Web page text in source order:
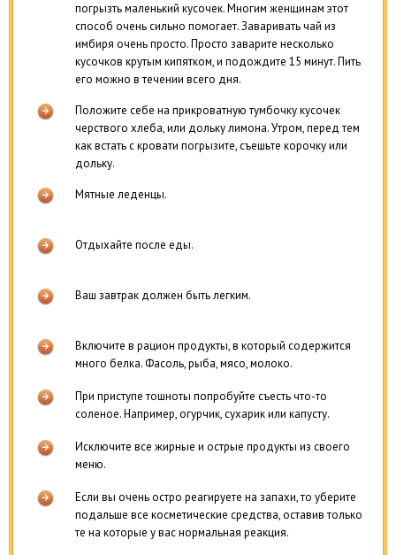
погрызть маленький кусочек. Многим женщинам этот
способ очень сильно помогает. Заваривать чай из
имбиря очень просто. Просто заварите несколько
кусочков крутым кипятком, и подождите 15 минут. Пить
его можно в течении всего дня.
Положите себе на прикроватную тумбочку кусочек
черствого хлеба, или дольку лимона. Утром, перед тем
как встать с кровати погрызите, съешьте корочку или
дольку.
Мятные леденцы.
Отдыхайте после еды.
Ваш завтрак должен быть легким.
Включите в рацион продукты, в который содержится
много белка. Фасоль, рыба, мясо, молоко.
При приступе тошноты попробуйте съесть что-то
соленое. Например, огурчик, сухарик или капусту.
Исключите все жирные и острые продукты из своего
меню.
Если вы очень остро реагируете на запахи, то уберите
подальше все косметические средства, оставив только
те на которые у вас нормальная реакция.